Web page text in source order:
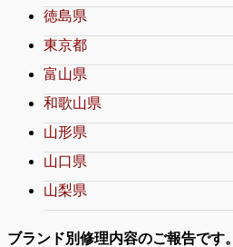
徳島県
東京都
富山県
和歌山県
山形県
山口県
山梨県
ブランド別修理内容のご報告です。